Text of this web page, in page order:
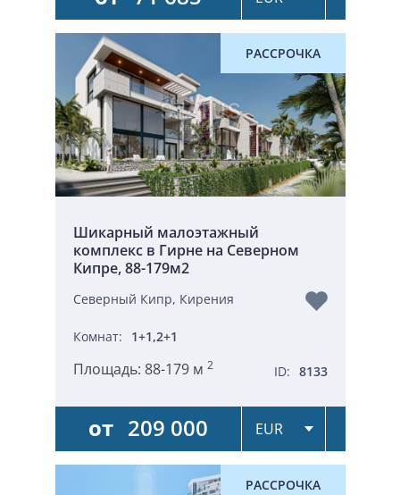
РАССРОЧКА
Шикарный малоэтажный
комплекс в Гирне на Северном
Кипре, 88-179м2
Северный Кипр, Кирения
Комнат: 1+1,2+1
Площадь: 88-179 м 2 ID: 8133
от 209 000
РАССРОЧКА